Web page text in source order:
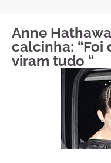
Anne
calcinha: “Foi
viram tudo “